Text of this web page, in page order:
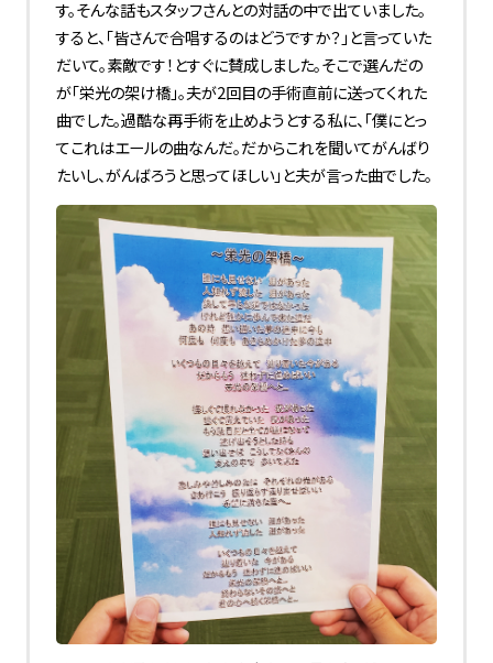
す。そんな話もスタッフさんとの対話の中で出ていました。
すると、「皆さんで合唱するのはどうですか？」と言っていた
だいて。素敵です！とすぐに賛成しました。そこで選んだの
が「栄光の架け橋」。夫が2回目の手術直前に送ってくれた
曲でした。過酷な再手術を止めようとする私に、「僕にとっ
てこれはエールの曲なんだ。だからこれを聞いてがんばり
たいし、がんばろうと思ってほしい」と夫が言った曲でした。